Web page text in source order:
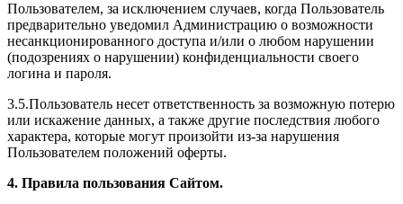
Пользователем, за исключением случаев, когда Пользователь
предварительно уведомил Администрацию о возможности
несанкционированного доступа и/или о любом нарушении
(подозрениях о нарушении) конфиденциальности своего
логина и пароля.
3.5.Пользователь несет ответственность за возможную потерю
или искажение данных, а также другие последствия любого
характера, которые могут произойти из-за нарушения
Пользователем положений оферты.
4. Правила пользования Сайтом.